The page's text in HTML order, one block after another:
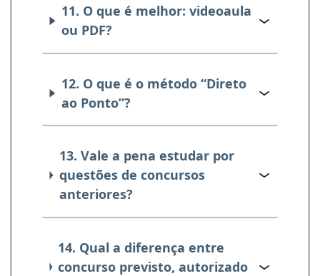
11. O que é melhor: videoaula
ou PDF?
12. O que é o método “Direto
ao Ponto”?
13. Vale a pena estudar por
questões de concursos
anteriores?
14. Qual a diferença entre
concurso previsto, autorizado